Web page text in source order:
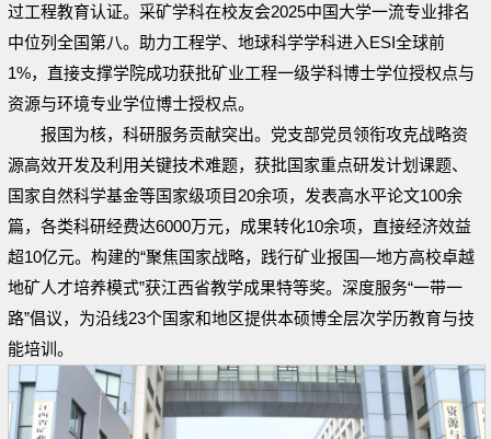
过工程教育认证。采矿学科在校友会2025中国大学一流专业排名
中位列全国第八。助力工程学、地球科学学科进入ESI全球前
1%，直接支撑学院成功获批矿业工程一级学科博士学位授权点与
资源与环境专业学位博士授权点。
报国为核，科研服务贡献突出。党支部党员领衔攻克战略资
源高效开发及利用关键技术难题，获批国家重点研发计划课题、
国家自然科学基金等国家级项目20余项，发表高水平论文100余
篇，各类科研经费达6000万元，成果转化10余项，直接经济效益
超10亿元。构建的“聚焦国家战略，践行矿业报国—地方高校卓越
地矿人才培养模式”获江西省教学成果特等奖。深度服务“一带一
路”倡议，为沿线23个国家和地区提供本硕博全层次学历教育与技
能培训。